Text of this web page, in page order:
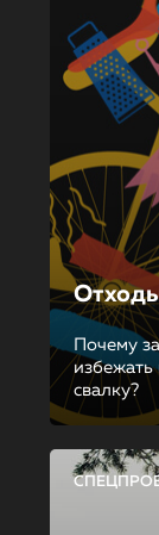
Почему
свалку?